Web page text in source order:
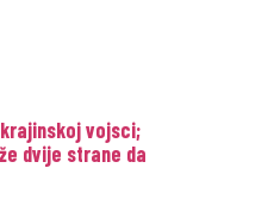
vojsci;
dvije strane da